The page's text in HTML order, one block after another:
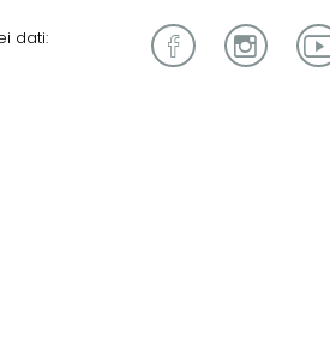
dati: